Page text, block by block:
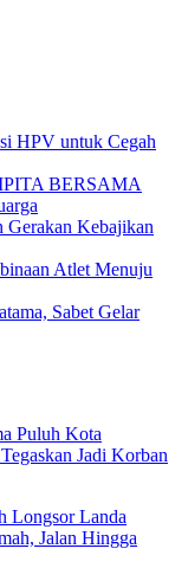
HPV untuk Cegah
BERSAMA
Gerakan Kebajikan
Atlet Menuju
Sabet Gelar
Puluh Kota
Jadi Korban
Longsor Landa
Jalan Hingga